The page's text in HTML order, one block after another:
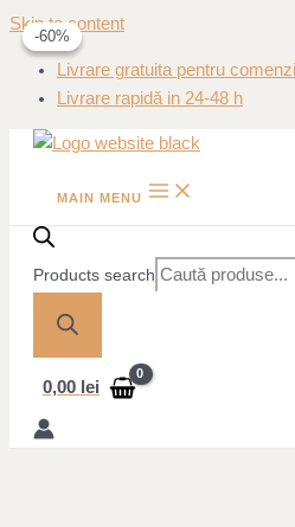
Skip to content
Livrare gratuita pentru
Livrare rapidă in 24-48 h
MAIN MENU
Products search
0,00 lei
-60%
-60%